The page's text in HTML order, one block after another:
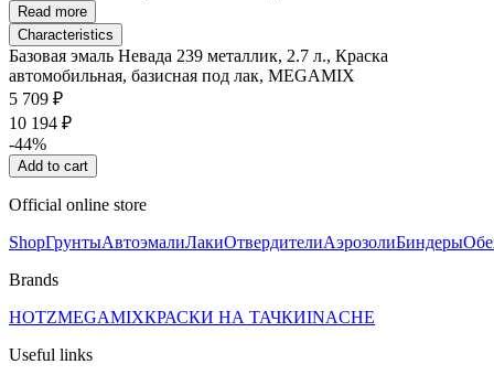
Read more
Characteristics
Базовая эмаль Невада 239 металлик, 2.7 л., Краска
автомобильная, базисная под лак, MEGAMIX
5 709 ₽
10 194 ₽
-44%
Add to cart
Official online store
ShopГрунтыАвтоэмалиЛакиОтвердителиАэрозолиБиндеры
Brands
HOTZMEGAMIXКРАСКИ НА ТАЧКИINACHE
Useful links